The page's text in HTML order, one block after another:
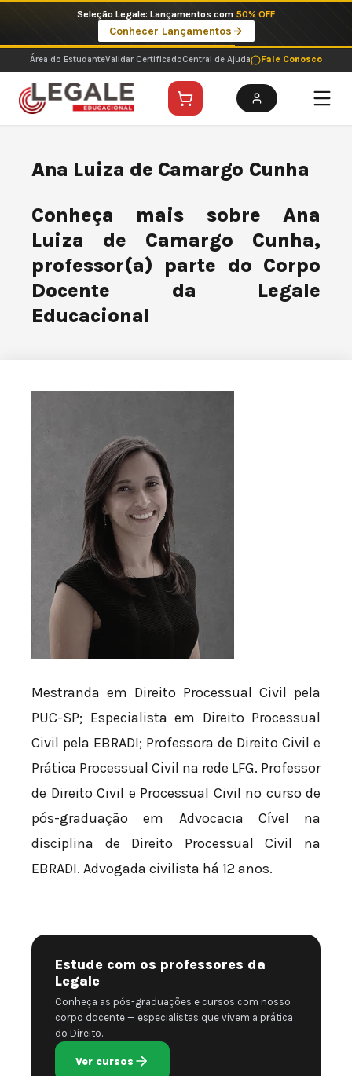
o
conteúdo
Seleção Legale: Lançamentos com 50% OFF
Conhecer Lançamentos
Área do EstudanteValidar CertificadoCentral de Ajuda Fale Conosco
Ana Luiza de Camargo Cunha
Conheça mais sobre Ana
Luiza de Camargo Cunha,
professor(a) parte do Corpo
Docente da Legale
Educacional
Mestranda em Direito Processual Civil pela
PUC-SP; Especialista em Direito Processual
Civil pela EBRADI; Professora de Direito Civil e
Prática Processual Civil na rede LFG. Professor
de Direito Civil e Processual Civil no curso de
pós-graduação em Advocacia Cível na
disciplina de Direito Processual Civil na
EBRADI. Advogada civilista há 12 anos.
Estude com os professores da
Legale
Conheça as pós-graduações e cursos com nosso
corpo docente — especialistas que vivem a prática
do Direito.
Ver cursos